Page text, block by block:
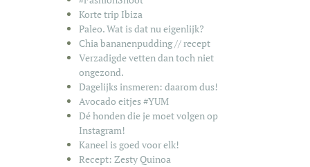
Korte trip Ibiza
Paleo. Wat is dat nu eigenlijk?
Chia bananenpudding // recept
Verzadigde vetten dan toch niet
ongezond.
Dagelijks insmeren: daarom dus!
Avocado eitjes #YUM
Dé honden die je moet volgen op
Instagram!
Kaneel is goed voor elk!
Recept: Zesty Quinoa